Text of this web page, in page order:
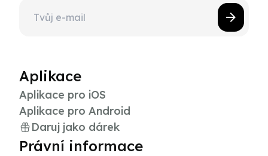
Aplikace
Aplikace pro iOS
Aplikace pro Android
Daruj jako dárek
Právní informace